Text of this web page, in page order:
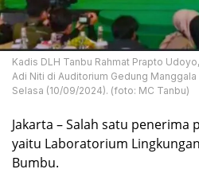
Kadis DLH Tanbu Rahmat Prapto
Adi Niti di Auditorium Gedung
Selasa (10/09/2024). (foto: MC Tanbu)
Jakarta – Salah satu
yaitu Laboratorium
Bumbu.